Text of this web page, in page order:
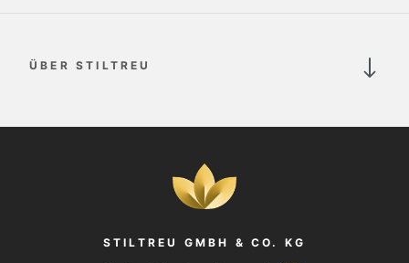
ÜBER STILTREU
STILTREU GMBH & CO. KG